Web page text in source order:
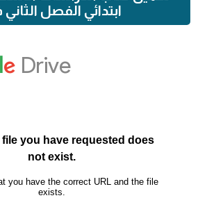
ابتدائي الفصل الثاني